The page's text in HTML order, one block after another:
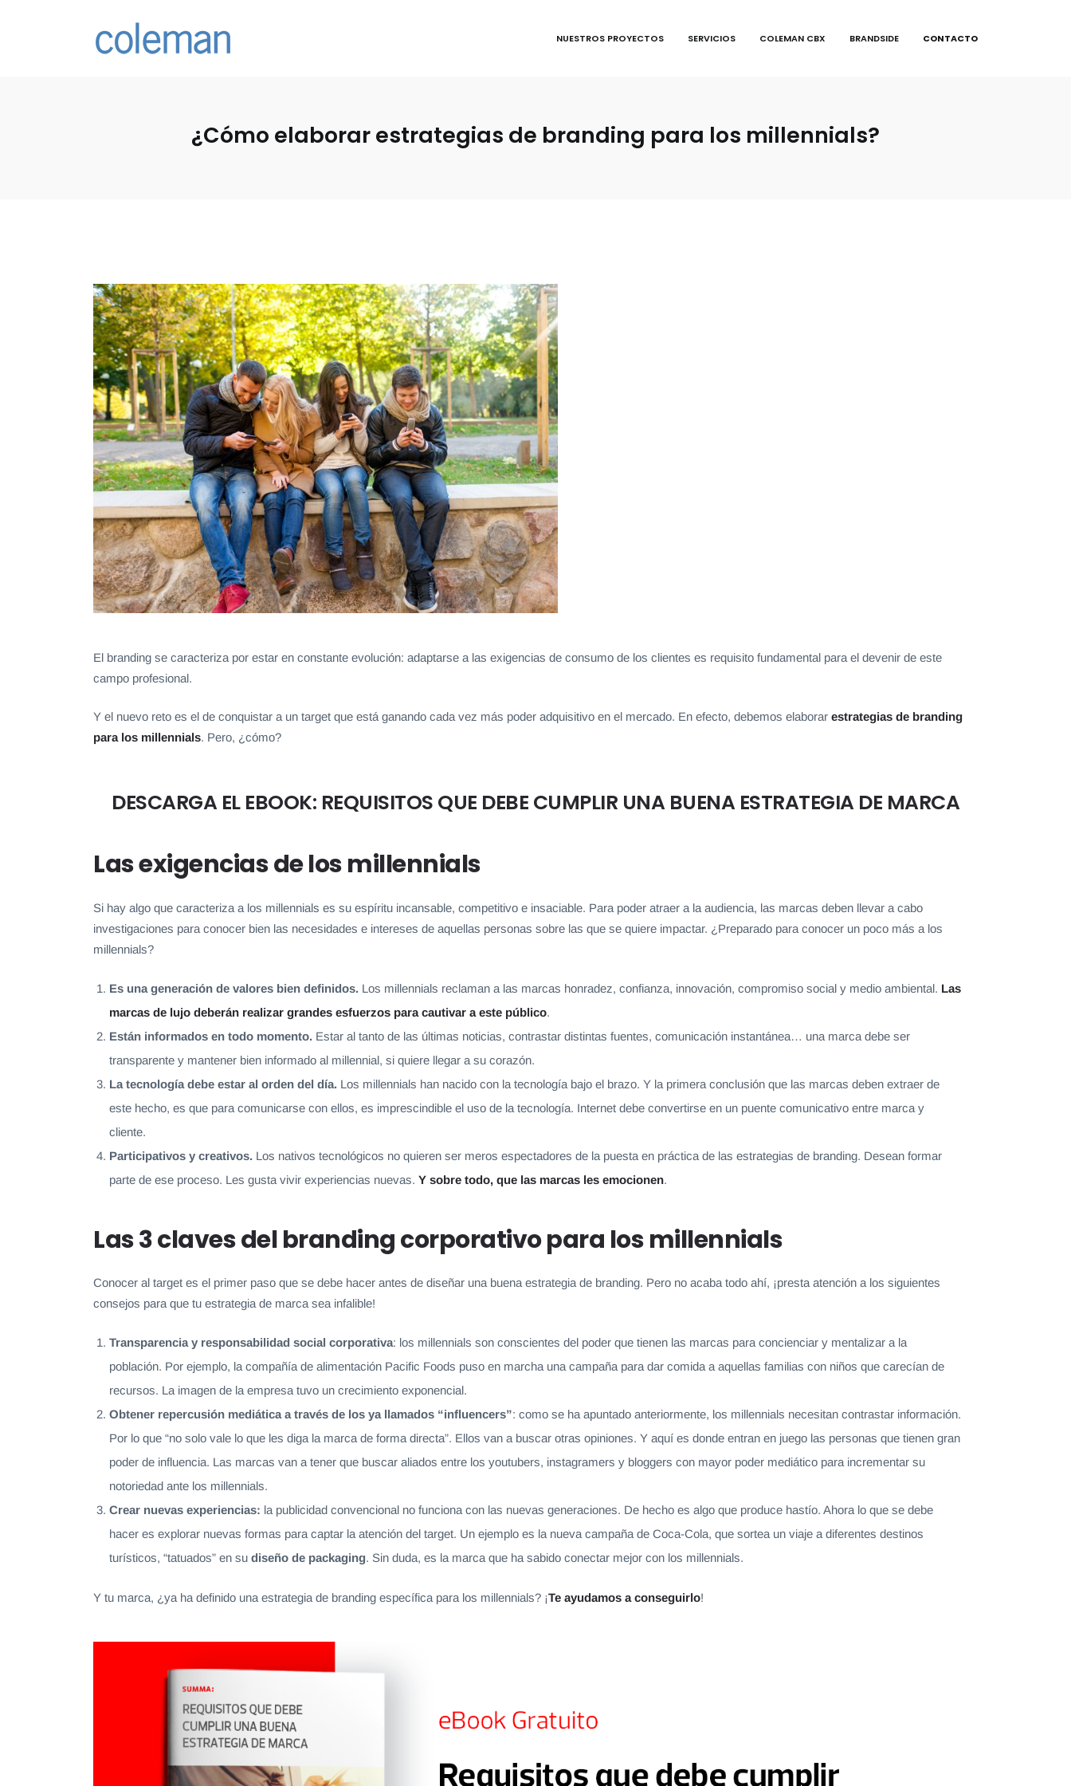
NUESTROS PROYECTOS SERVICIOS COLEMAN CBX BRANDSIDE CONTACTO
¿Cómo elaborar estrategias de branding para los millennials?
El branding se caracteriza por estar en constante evolución: adaptarse a las exigencias de consumo de los clientes es requisito fundamental para el devenir de este
campo profesional.
Y el nuevo reto es el de conquistar a un target que está ganando cada vez más poder adquisitivo en el mercado. En efecto, debemos elaborar estrategias de branding
para los millennials. Pero, ¿cómo?
DESCARGA EL EBOOK: REQUISITOS QUE DEBE CUMPLIR UNA BUENA ESTRATEGIA DE MARCA
Las exigencias de los millennials
Si hay algo que caracteriza a los millennials es su espíritu incansable, competitivo e insaciable. Para poder atraer a la audiencia, las marcas deben llevar a cabo
investigaciones para conocer bien las necesidades e intereses de aquellas personas sobre las que se quiere impactar. ¿Preparado para conocer un poco más a los
millennials?
Es una generación de valores bien definidos. Los millennials reclaman a las marcas honradez, confianza, innovación, compromiso social y medio ambiental. Las
marcas de lujo deberán realizar grandes esfuerzos para cautivar a este público.
Están informados en todo momento. Estar al tanto de las últimas noticias, contrastar distintas fuentes, comunicación instantánea… una marca debe ser
transparente y mantener bien informado al millennial, si quiere llegar a su corazón.
La tecnología debe estar al orden del día. Los millennials han nacido con la tecnología bajo el brazo. Y la primera conclusión que las marcas deben extraer de
este hecho, es que para comunicarse con ellos, es imprescindible el uso de la tecnología. Internet debe convertirse en un puente comunicativo entre marca y
cliente.
Participativos y creativos. Los nativos tecnológicos no quieren ser meros espectadores de la puesta en práctica de las estrategias de branding. Desean formar
parte de ese proceso. Les gusta vivir experiencias nuevas. Y sobre todo, que las marcas les emocionen.
Las 3 claves del branding corporativo para los millennials
Conocer al target es el primer paso que se debe hacer antes de diseñar una buena estrategia de branding. Pero no acaba todo ahí, ¡presta atención a los siguientes
consejos para que tu estrategia de marca sea infalible!
Transparencia y responsabilidad social corporativa: los millennials son conscientes del poder que tienen las marcas para concienciar y mentalizar a la
población. Por ejemplo, la compañía de alimentación Pacific Foods puso en marcha una campaña para dar comida a aquellas familias con niños que carecían de
recursos. La imagen de la empresa tuvo un crecimiento exponencial.
Obtener repercusión mediática a través de los ya llamados “influencers”: como se ha apuntado anteriormente, los millennials necesitan contrastar información.
Por lo que “no solo vale lo que les diga la marca de forma directa”. Ellos van a buscar otras opiniones. Y aquí es donde entran en juego las personas que tienen gran
poder de influencia. Las marcas van a tener que buscar aliados entre los youtubers, instagramers y bloggers con mayor poder mediático para incrementar su
notoriedad ante los millennials.
Crear nuevas experiencias: la publicidad convencional no funciona con las nuevas generaciones. De hecho es algo que produce hastío. Ahora lo que se debe
hacer es explorar nuevas formas para captar la atención del target. Un ejemplo es la nueva campaña de Coca-Cola, que sortea un viaje a diferentes destinos
turísticos, “tatuados” en su diseño de packaging. Sin duda, es la marca que ha sabido conectar mejor con los millennials.
Y tu marca, ¿ya ha definido una estrategia de branding específica para los millennials? ¡Te ayudamos a conseguirlo!